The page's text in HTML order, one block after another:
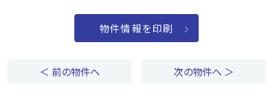
物件情報を印刷
＜ 前の物件へ 次の物件へ ＞